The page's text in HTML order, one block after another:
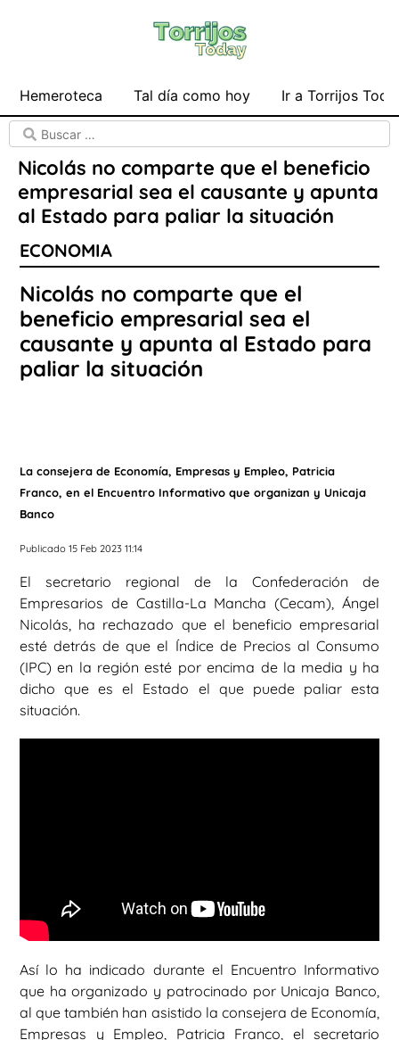
Hemeroteca Tal día como hoy Ir a Torrijos
Nicolás no comparte que el beneficio
empresarial sea el causante y apunta
al Estado para paliar la situación
ECONOMIA
Nicolás no comparte que el
beneficio empresarial sea el
causante y apunta al Estado para
paliar la situación
La consejera de Economía, Empresas y Empleo, Patricia
Franco, en el Encuentro Informativo que organizan y Unicaja
Banco
Publicado 15 Feb 2023 11:14
El secretario regional de la Confederación de
Empresarios de Castilla-La Mancha (Cecam), Ángel
Nicolás, ha rechazado que el beneficio empresarial
esté detrás de que el Índice de Precios al Consumo
(IPC) en la región esté por encima de la media y ha
dicho que es el Estado el que puede paliar esta
situación.
Así lo ha indicado durante el Encuentro Informativo
que ha organizado y patrocinado por Unicaja Banco,
al que también han asistido la consejera de Economía,
Empresas y Empleo, Patricia Franco, el secretario